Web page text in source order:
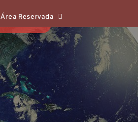
Área Reservada